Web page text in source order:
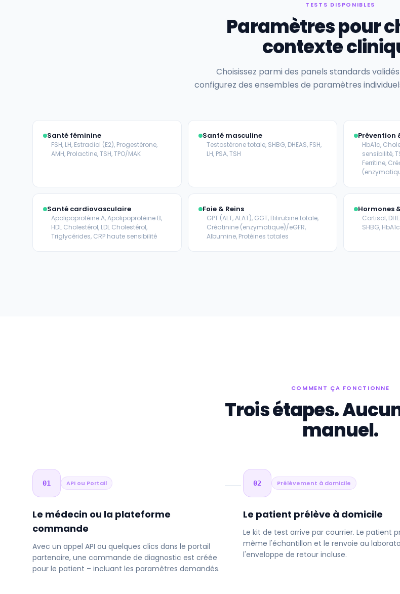
TESTS DISPONIBLES
Paramètres pour
contexte
Choisissez parmi des panels standards
configurez des ensembles de paramètres
Santé féminine
FSH, LH, Estradiol (E2), Progestérone,
AMH, Prolactine, TSH, TPO/MAK
Santé masculine
Testostérone totale, SHBG, DHEAS, FSH,
LH, PSA, TSH
Prévention
HbA1c,
sensibilité,
Ferritine,
Santé cardiovasculaire
Apolipoprotéine A, Apolipoprotéine B,
HDL Cholestérol, LDL Cholestérol,
Triglycérides, CRP haute sensibilité
Foie & Reins
GPT (ALT, ALAT), GGT, Bilirubine totale,
Créatinine (enzymatique)/eGFR,
Albumine, Protéines totales
Hormones
Cortisol,
SHBG,
COMMENT ÇA FONCTIONNE
Trois étapes.
manuel.
01 API ou Portail
Le médecin ou la plateforme
commande
Avec un appel API ou quelques clics dans le portail
partenaire, une commande de diagnostic est créée
pour le patient – incluant les paramètres demandés.
02 Prélèvement à domicile
Le patient prélève à domicile
Le kit de test arrive par courrier. Le patient
même l'échantillon et le renvoie au
l'enveloppe de retour incluse.